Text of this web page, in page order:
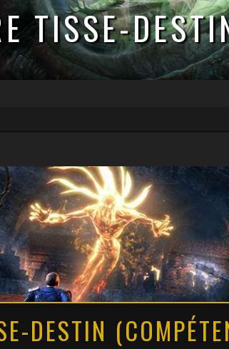
TISSE-
DESTIN